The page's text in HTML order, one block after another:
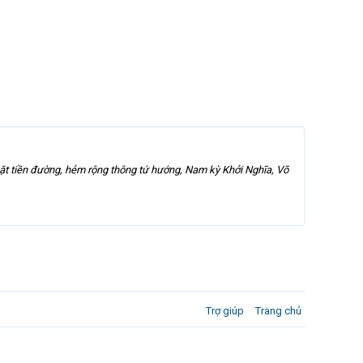
tiền đường, hẻm rộng thông tứ hướng, Nam kỳ Khởi Nghĩa, Võ
Trợ giúp Trang chủ